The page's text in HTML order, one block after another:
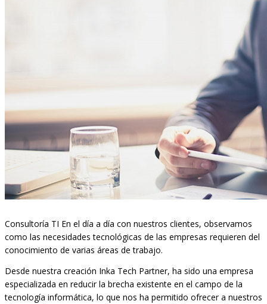
Consultoría TI En el día a día con nuestros clientes, observamos
como las necesidades tecnológicas de las empresas requieren del
conocimiento de varias áreas de trabajo.
Desde nuestra creación Inka Tech Partner, ha sido una empresa
especializada en reducir la brecha existente en el campo de la
tecnología informática, lo que nos ha permitido ofrecer a nuestros